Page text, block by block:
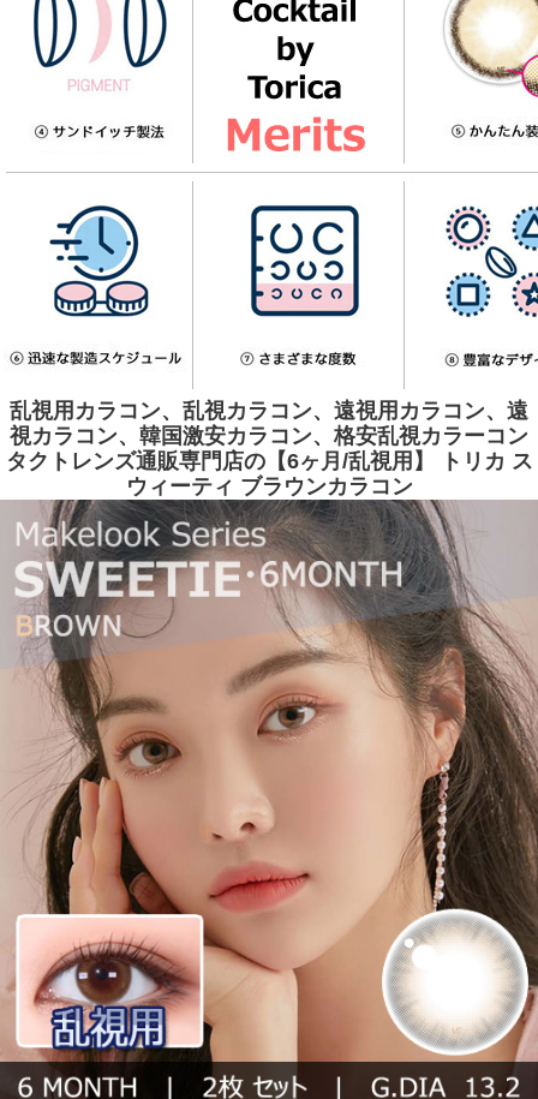
乱視用カラコン、乱視カラコン、遠視用カラコン、遠
視カラコン、韓国激安カラコン、格安乱視カラーコン
タクトレンズ通販専門店の【6ヶ月/乱視用】 トリカ ス
ウィーティ ブラウンカラコン